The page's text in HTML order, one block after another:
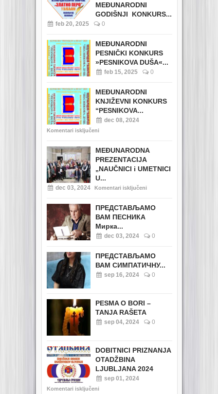
MEĐUNARODNI
GODIŠNJI KONKURS...
feb 20, 2025 0
MEĐUNARODNI
PESNIČKI KONKURS
»PESNIKOVA DUŠA«...
feb 15, 2025 0
MEĐUNARODNI
KNJIŽEVNI KONKURS
“PESNIKOVA...
dec 08, 2024
Komentari isključeni
MEĐUNARODNA
PREZENTACIJA
„NAUČNICI i UMETNICI
U...
dec 03, 2024 Komentari isključeni
ПРЕДСТАВЉАМО
ВАМ ПЕСНИКА
Мирка...
dec 03, 2024 0
ПРЕДСТАВЉАМО
ВАМ СИМПАТИЧНУ...
sep 16, 2024 0
PESMA O BORI –
TANJA RAŠETA
sep 04, 2024 0
DOBITNICI PRIZNANJA
OTADŽBINA
LJUBLJANA 2024
sep 01, 2024
Komentari isključeni